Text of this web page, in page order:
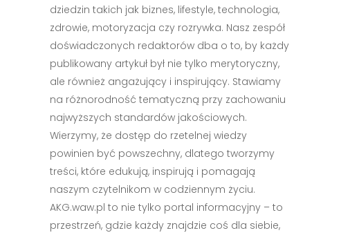
dziedzin takich jak biznes, lifestyle, technologia,
zdrowie, motoryzacja czy rozrywka. Nasz zespół
doświadczonych redaktorów dba o to, by każdy
publikowany artykuł był nie tylko merytoryczny,
ale również angażujący i inspirujący. Stawiamy
na różnorodność tematyczną przy zachowaniu
najwyższych standardów jakościowych.
Wierzymy, że dostęp do rzetelnej wiedzy
powinien być powszechny, dlatego tworzymy
treści, które edukują, inspirują i pomagają
naszym czytelnikom w codziennym życiu.
AKG.waw.pl to nie tylko portal informacyjny – to
przestrzeń, gdzie każdy znajdzie coś dla siebie,